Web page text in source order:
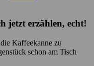
jetzt erzählen, echt!
Kaffeekanne zu
schon am Tisch